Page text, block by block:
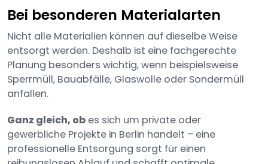
Bei besonderen Materialarten
Nicht alle Materialien können auf dieselbe Weise
entsorgt werden. Deshalb ist eine fachgerechte
Planung besonders wichtig, wenn beispielsweise
Sperrmüll, Bauabfälle, Glaswolle oder Sondermüll
anfallen.
Ganz gleich, ob es sich um private oder
gewerbliche Projekte in Berlin handelt – eine
professionelle Entsorgung sorgt für einen